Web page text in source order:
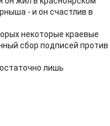
- и он счастлив в
некоторые краевые
сбор подписей против
лишь